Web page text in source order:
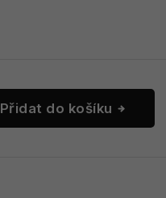
Přidat do košíku